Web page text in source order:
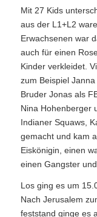
Mit 27 Kids
aus der L1+L2
Erwachsenen war
auch für einen
Kinder verkleidet.
zum Beispiel
Bruder Jonas als
Nina Hohenberger
Indianer Squaws,
gemacht und kam
Eiskönigin, einen
einen Gangster
Los ging es um
Nach Jerusalem
feststand ginge es